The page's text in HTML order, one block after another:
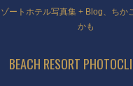
ートホテル写真集 + Blog、ちか
かも
BEACH RESORT